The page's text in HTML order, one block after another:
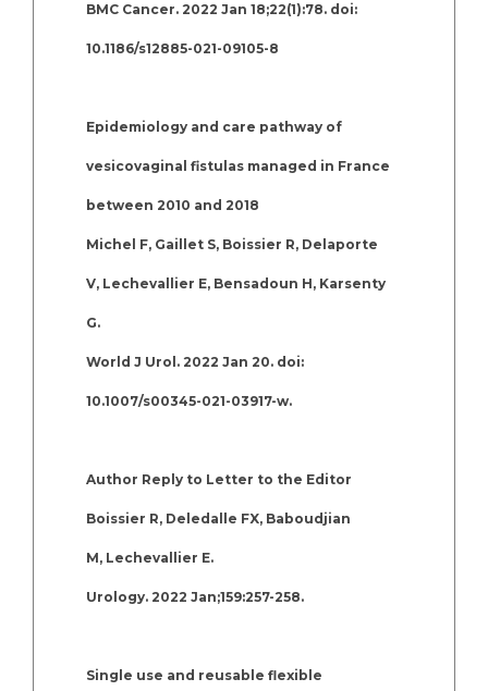
BMC Cancer. 2022 Jan 18;22(1):78. doi:
10.1186/s12885-021-09105-8
Epidemiology and care pathway of
vesicovaginal fistulas managed in France
between 2010 and 2018
Michel F, Gaillet S, Boissier R, Delaporte
V, Lechevallier E, Bensadoun H, Karsenty
G.
World J Urol. 2022 Jan 20. doi:
10.1007/s00345-021-03917-w.
Author Reply to Letter to the Editor
Boissier R, Deledalle FX, Baboudjian
M, Lechevallier E.
Urology. 2022 Jan;159:257-258.
Single use and reusable flexible